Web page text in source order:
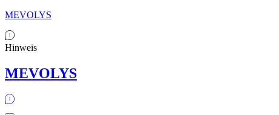
MEVOLYS
Hinweis
MEVOLYS